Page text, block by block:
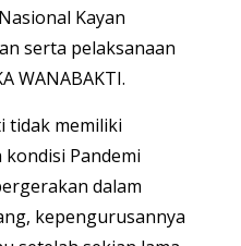
Kayan
serta pelaksanaan
WANABAKTI.
tidak memiliki
Pandemi
dalam
kepengurusannya